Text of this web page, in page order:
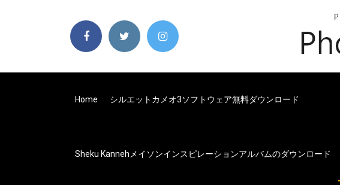
Home シルエットカメオ3ソフトウェア無料ダウンロード
Sheku Kannehメイソンインスピレーションアルバムのダウンロード